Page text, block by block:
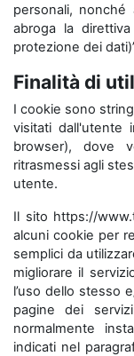
personali,
abroga la
protezione dei
Finalità di
I cookie sono
visitati dall'utente
browser), dove
ritrasmessi agli
utente.
Il sito https://
alcuni cookie per
semplici da
migliorare il
l’uso dello stesso
pagine dei
normalmente
indicati nel